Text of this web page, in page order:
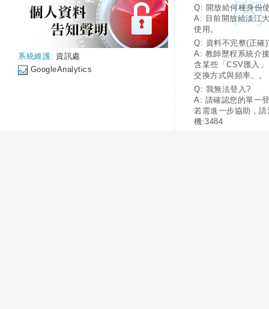
系統維護: 資訊處
GoogleAnalytics
Q: 開放給何種身份
A: 目前開放給淡江
使用。
Q: 資料不完整(正確
A: 教師歷程系統介
含某些「CSV匯入
交換方式與頻率。。
Q: 我無法登入?
A: 請確認您的單一
若需進一步協助，
機:3484